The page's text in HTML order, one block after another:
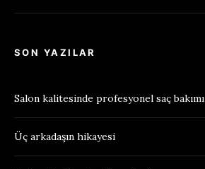
SON YAZILAR
Salon kalitesinde profesyonel saç bakımı
Üç arkadaşın hikayesi